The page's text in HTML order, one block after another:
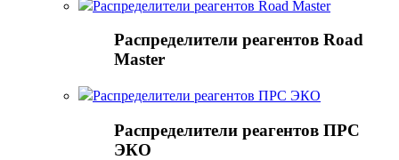
Распределители реагентов Road Master
Распределители реагентов Road
Master
Распределители реагентов ПРС ЭКО
Распределители реагентов ПРС
ЭКО